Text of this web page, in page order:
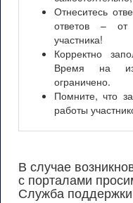
Отнеситесь
ответов – от
участника!
Корректно
Время на
ограничено.
Помните, что
работы
В случае
с порталами
Служба